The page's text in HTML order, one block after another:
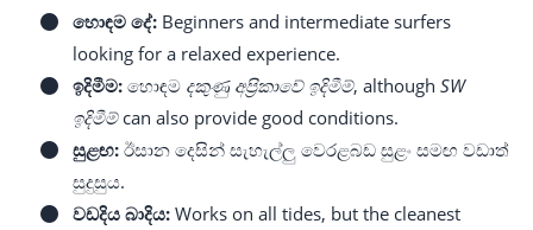
හොඳම දේ: Beginners and intermediate surfers
looking for a relaxed experience.
ඉදිමීම: හොඳම දකුණු අප්‍රිකාවේ ඉදිමීම්, although SW
ඉදිමීම්can also provide good conditions.
සුළඟ: ඊසාන දෙසින් සැහැල්ලු වෙරළබඩ සුළං සමඟ වඩාත්
සුදුසුය.
වඩදිය බාදිය: Works on all tides, but the cleanest